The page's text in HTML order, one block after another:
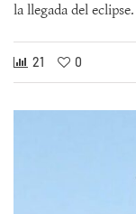
la llegada del
21 0